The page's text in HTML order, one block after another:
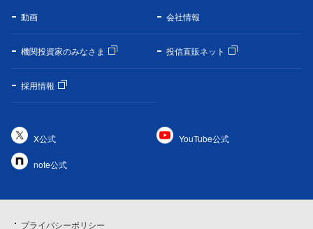
動画 会社情報
機関投資家のみなさま 投信直販ネット
採用情報
X公式 YouTube公式
note公式
プライバシーポリシー